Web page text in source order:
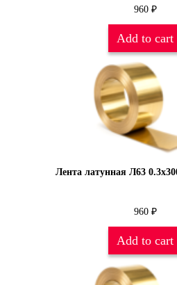
960 ₽
Add to cart
Лента латунная Л63
960 ₽
Add to cart